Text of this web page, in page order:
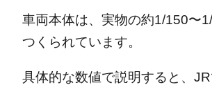
車両本体は、実物の約1/150〜
つくられています。
具体的な数値で説明すると、